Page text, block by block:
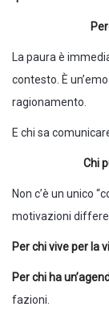
La paura è
contesto. È
ragionamento.
E chi sa
Chi
Non c’è un unico
motivazioni
Per chi vive per la
Per chi ha
fazioni.